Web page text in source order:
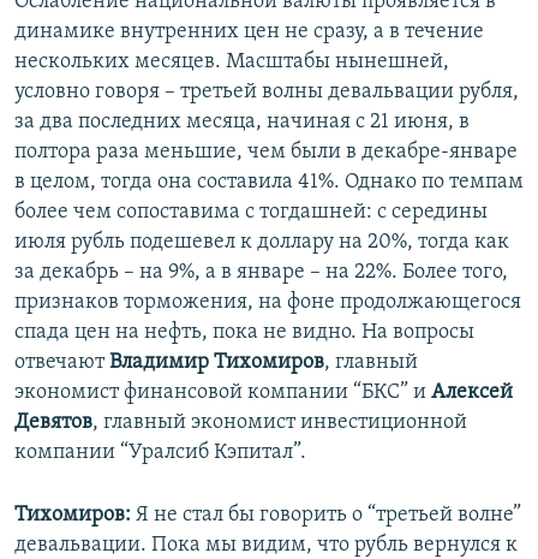
динамике внутренних цен не сразу, а в течение
нескольких месяцев. Масштабы нынешней,
условно говоря – третьей волны девальвации рубля,
за два последних месяца, начиная с 21 июня, в
полтора раза меньшие, чем были в декабре-январе
в целом, тогда она составила 41%. Однако по темпам
более чем сопоставима с тогдашней: с середины
июля рубль подешевел к доллару на 20%, тогда как
за декабрь – на 9%, а в январе – на 22%. Более того,
признаков торможения, на фоне продолжающегося
спада цен на нефть, пока не видно. На вопросы
отвечают ​Владимир Тихомиров, главный
экономист финансовой компании “БКС” и Алексей
Девятов, главный экономист инвестиционной
компании “Уралсиб Кэпитал”.
Тихомиров: Я не стал бы говорить о “третьей волне”
девальвации. Пока мы видим, что рубль вернулся к